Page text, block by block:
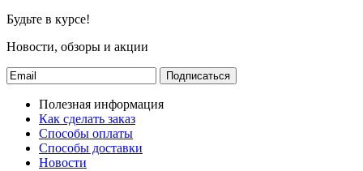
Будьте в курсе!
Новости, обзоры и акции
Подписаться
Полезная информация
Как сделать заказ
Способы оплаты
Способы доставки
Новости